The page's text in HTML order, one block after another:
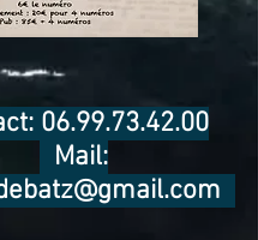
06.99.73.42.00
Mail: